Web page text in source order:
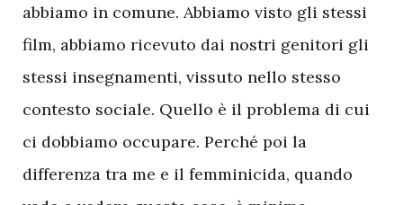
abbiamo in comune. Abbiamo visto gli stessi
film, abbiamo ricevuto dai nostri genitori gli
stessi insegnamenti, vissuto nello stesso
contesto sociale. Quello è il problema di cui
ci dobbiamo occupare. Perché poi la
differenza tra me e il femminicida, quando